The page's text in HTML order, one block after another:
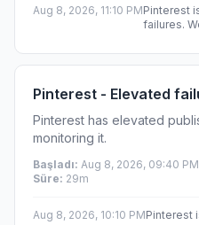
Aug 8, 2026, 11:10 PMPinterest
failures.
Pinterest - Elevated
Pinterest has elevated
monitoring it.
Başladı: Aug 8, 2026, 09:40 PM
Süre: 29m
Aug 8, 2026, 10:10 PMPinterest